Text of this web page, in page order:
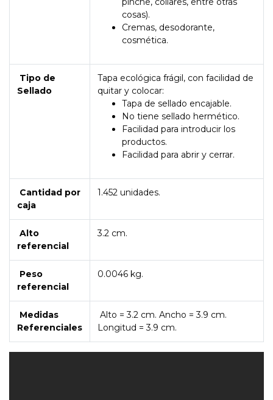
cosas).
Cremas, desodorante,
cosmética.
Tipo de
Sellado
Tapa ecológica frágil, con facilidad de
quitar y colocar:
Tapa de sellado encajable.
No tiene sellado hermético.
Facilidad para introducir los
productos.
Facilidad para abrir y cerrar.
Cantidad por
caja
1.452 unidades.
Alto
referencial
3.2 cm.
Peso
referencial
0.0046 kg.
Medidas
Referenciales
Alto = 3.2 cm. Ancho = 3.9 cm.
Longitud = 3.9 cm.